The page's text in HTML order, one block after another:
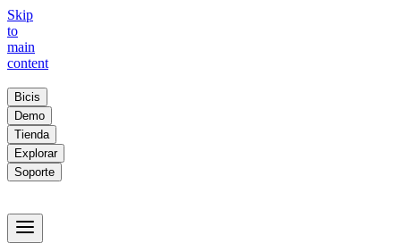
Skip
to
main
content
Bicis
Demo
Tienda
Explorar
Soporte